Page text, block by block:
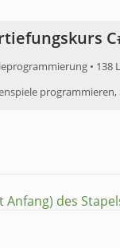
• 138
des